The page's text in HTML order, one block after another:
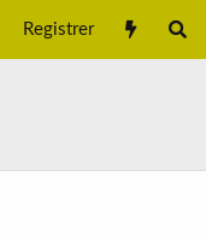
Registrer